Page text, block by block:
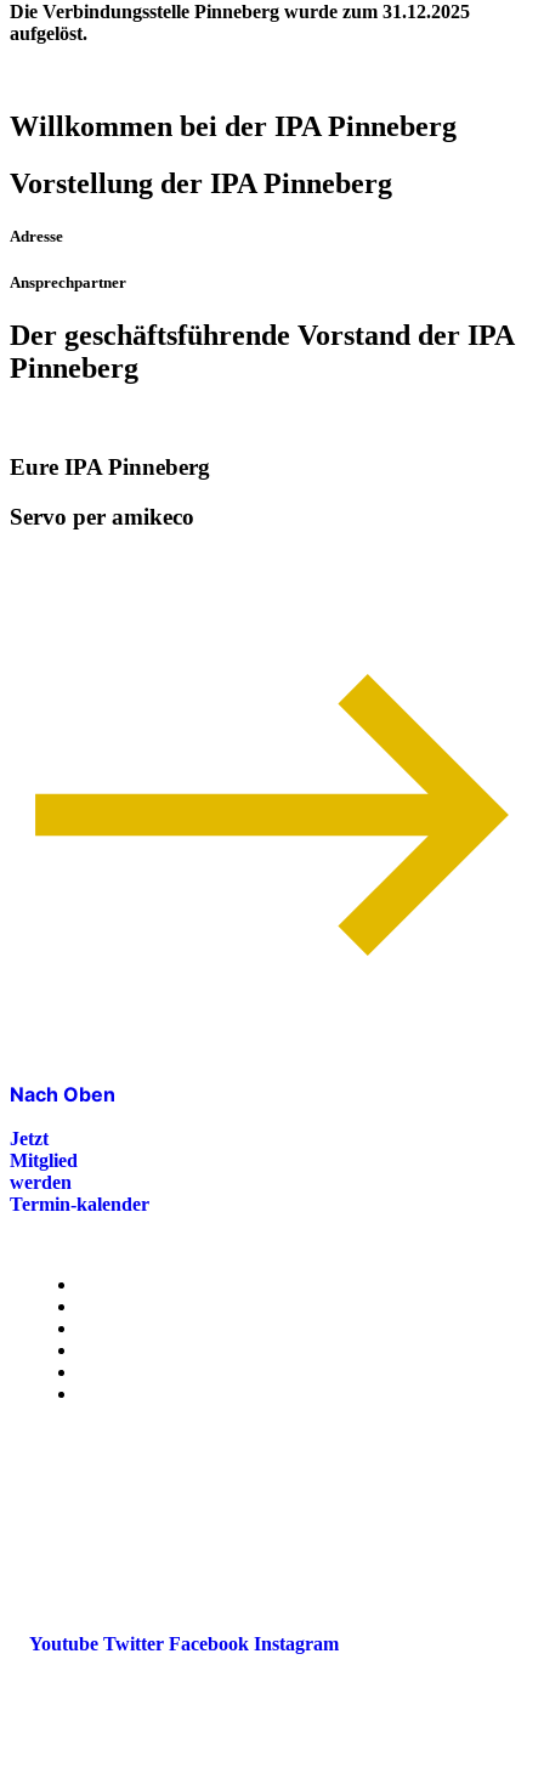
Die Verbindungsstelle Pinneberg wurde zum 31.12.2025
aufgelöst.
Willkommen bei der IPA Pinneberg
Vorstellung der IPA Pinneberg
Adresse
Ansprechpartner
Der geschäfts­führende Vorstand der IPA
Pinneberg
Eure IPA Pinneberg
Servo per amikeco
Nach Oben
Jetzt
Mitglied
werden
Termin-kalender
Menü
Youtube Twitter Facebook Instagram